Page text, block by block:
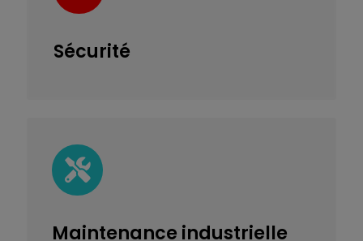
Sécurité
Maintenance industrielle